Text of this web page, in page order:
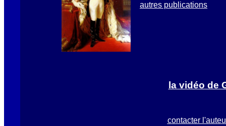
autres publications
la vidéo de
contacter